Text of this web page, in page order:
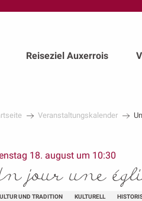
Reiseziel Auxerrois
Veranstaltungskalender
18. august um 10:30
jour une
UND TRADITION KULTURELL